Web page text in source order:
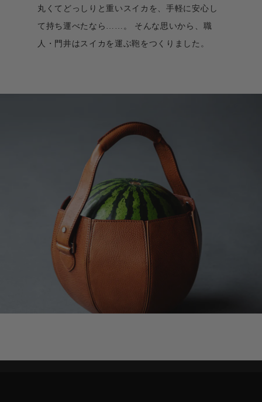
丸くてどっしりと重いスイカを、手軽に安心し
て持ち運べたなら……。
そんな思いから、職
人・門井はスイカを運ぶ鞄をつくりました。